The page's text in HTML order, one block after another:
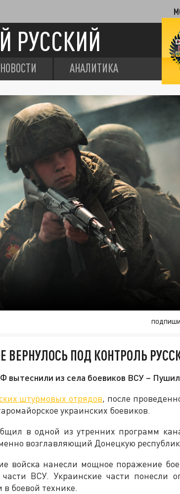
РУССКИЙ
НОВОСТИ АНАЛИТИКА
ВЕРНУЛОСЬ ПОД КОНТРОЛЬ
вытеснили из села боевиков ВСУ –
штурмовых отрядов, после
украинских боевиков.
в одной из утренних программ
возглавляющий Донецкую
войска нанесли мощное поражение
части ВСУ. Украинские части понесли
в боевой технике.